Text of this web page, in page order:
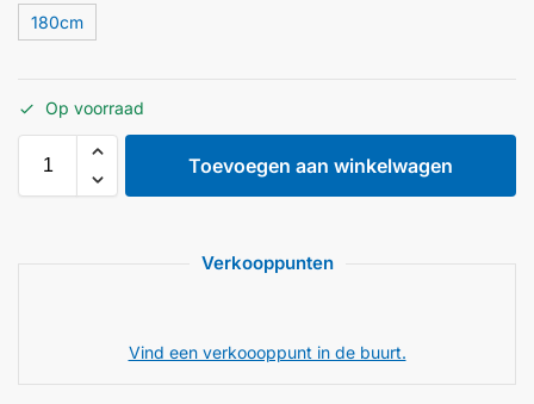
180cm
Op voorraad
Toevoegen aan winkelwagen
Verkooppunten
Vind een verkoooppunt in de buurt.